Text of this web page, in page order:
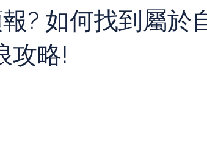
? 如何找到屬於
攻略!